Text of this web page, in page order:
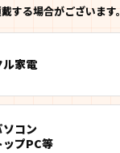
する場合がございます。
ル家電
ソコン
プPC等